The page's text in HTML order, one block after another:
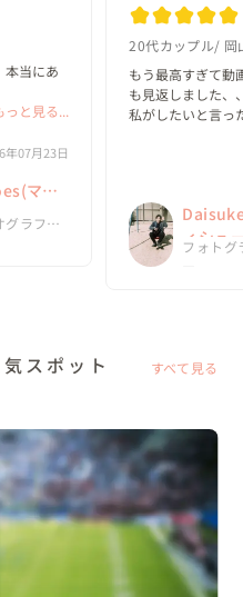
本当にあ
り、
っと見る...
年07月23日
マデ
グラファ
20代カップル 岡
もう最高すぎて動
も見返しました、
私がしたいと言っ
ィシュ
フォトグ
スポット すべて見る